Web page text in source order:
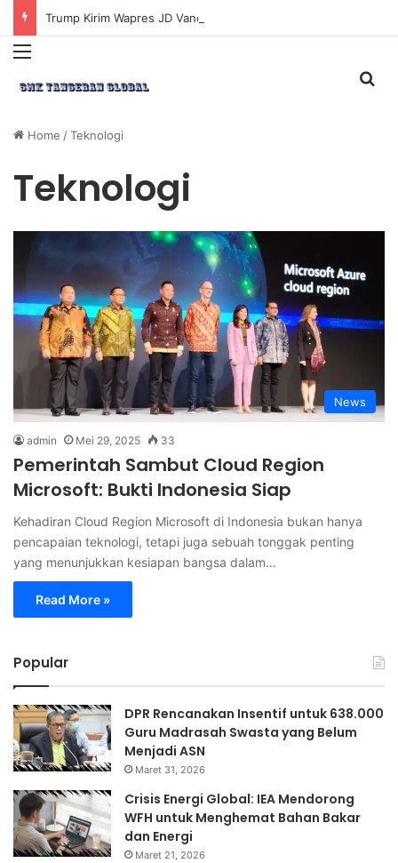
Menu
Home /Teknologi
Teknologi
News
admin Mei 29, 2025 33
Pemerintah Sambut Cloud Region
Microsoft: Bukti Indonesia Siap
Kehadiran Cloud Region Microsoft di Indonesia bukan hanya
pencapaian teknologi, tetapi juga sebuah tonggak penting
yang menunjukkan kesiapan bangsa dalam…
Read More »
Popular
DPR Rencanakan Insentif untuk 638.000
Guru Madrasah Swasta yang Belum
Menjadi ASN
Maret 31, 2026
Crisis Energi Global: IEA Mendorong
WFH untuk Menghemat Bahan Bakar
dan Energi
Maret 21, 2026